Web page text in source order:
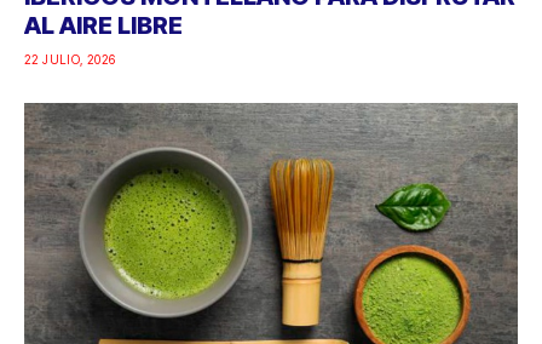
AL AIRE LIBRE
22 JULIO, 2026